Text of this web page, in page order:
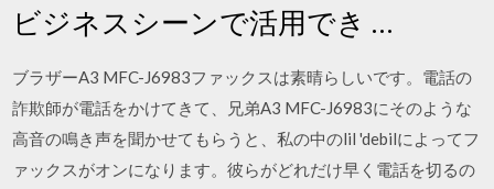
ビジネスシーンで活用でき …
ブラザーA3 MFC-J6983ファックスは素晴らしいです。電話の
詐欺師が電話をかけてきて、兄弟A3 MFC-J6983にそのような
高音の鳴き声を聞かせてもらうと、私の中のlil 'debilによってフ
ァックスがオンになります。彼らがどれだけ早く電話を切るの